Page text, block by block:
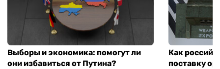
Выборы и экономика: помогут ли
они избавиться от Путина?
Как
поставку